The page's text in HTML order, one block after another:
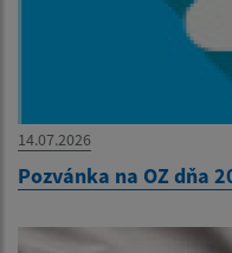
14.07.2026
Pozvánka na OZ dňa